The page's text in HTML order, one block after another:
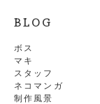
BLOG
ボス
マキ
スタッフ
ネコマンガ
制作風景